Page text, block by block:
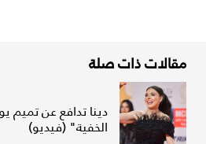
مقالات ذات صلة
دينا تدافع عن تميم
الخفية" (فيديو)